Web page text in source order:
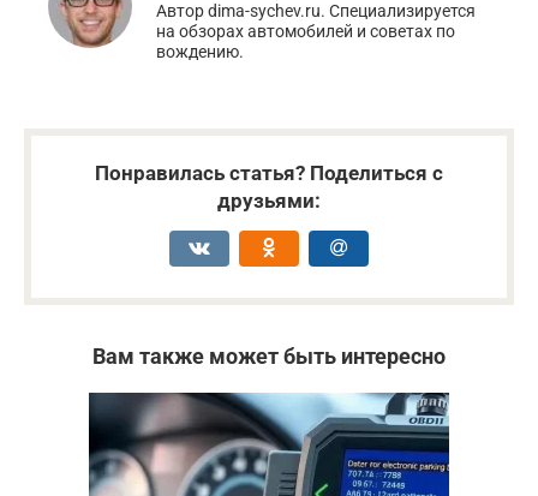
Автор dima-sychev.ru. Специализируется
на обзорах автомобилей и советах по
вождению.
Понравилась статья? Поделиться с
друзьями:
Вам также может быть интересно